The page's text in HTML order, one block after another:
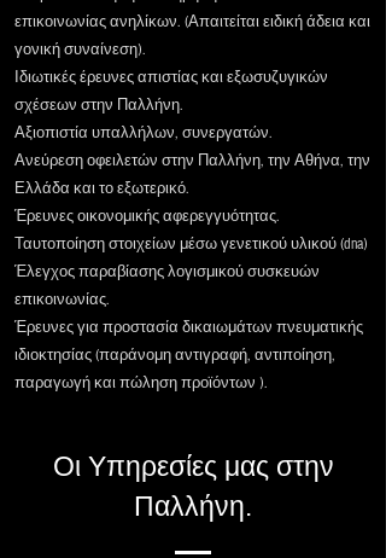
επικοινωνίας ανηλίκων. (Απαιτείται ειδική άδεια και
γονική συναίνεση).
Ιδιωτικές έρευνες απιστίας και εξωσυζυγικών
σχέσεων στην Παλλήνη.
Αξιοπιστία υπαλλήλων, συνεργατών.
Ανεύρεση οφειλετών στην Παλλήνη, την Αθήνα, την
Ελλάδα και το εξωτερικό.
Έρευνες οικονομικής αφερεγγυότητας.
Ταυτοποίηση στοιχείων μέσω γενετικού υλικού (dna)
Έλεγχος παραβίασης λογισμικού συσκευών
επικοινωνίας.
Έρευνες για προστασία δικαιωμάτων πνευματικής
ιδιοκτησίας (παράνομη αντιγραφή, αντιποίηση,
παραγωγή και πώληση προϊόντων ).
Οι Υπηρεσίες μας στην
Παλλήνη.